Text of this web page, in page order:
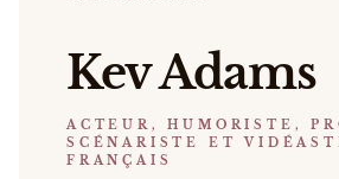
Kev Adams De la révélation
Catalogue :presse, vidéos.
Kev Adams
ACTEUR, HUMORISTE,
SCÉNARISTE ET
FRANÇAIS